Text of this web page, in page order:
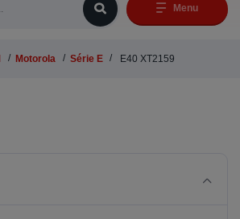
Menu
Motorola Série E E40 XT2159